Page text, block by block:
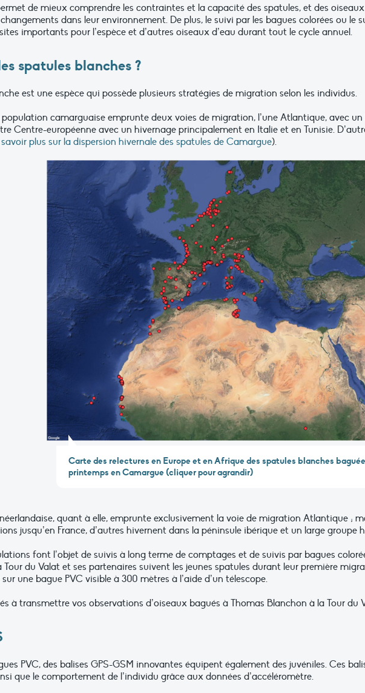
de mieux comprendre les contraintes et la capacité des spatules, et des
dans leur environnement. De plus, le suivi par les bagues colorées ou le
importants pour l’espèce et d’autres oiseaux d’eau durant tout le cycle annuel.
spatules blanches ?
est une espèce qui possède plusieurs stratégies de migration selon les individus.
population camarguaise emprunte deux voies de migration, l’une Atlantique, avec
Centre-européenne avec un hivernage principalement en Italie et en Tunisie.
plus sur la dispersion hivernale des spatules de Camargue).
Carte des relectures en Europe et en Afrique des spatules blanches
printemps en Camargue (cliquer pour agrandir)
quant à elle, emprunte exclusivement la voie de migration Atlantique ;
jusqu’en France, d’autres hivernent dans la péninsule ibérique et un large groupe
font l’objet de suivis à long terme de comptages et de suivis par bagues
Tour du Valat et ses partenaires suivent les jeunes spatules durant leur première
une bague PVC visible à 300 mètres à l’aide d’un télescope.
à transmettre vos observations d’oiseaux bagués à Thomas Blanchon à la Tour du
PVC, des balises GPS-GSM innovantes équipent également des juvéniles. Ces
que le comportement de l’individu grâce aux données d’accéléromètre.